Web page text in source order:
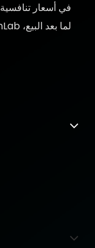
في أسعار تنافسية
لما بعد البيع، GlanLab هو شريكك الموثوق به